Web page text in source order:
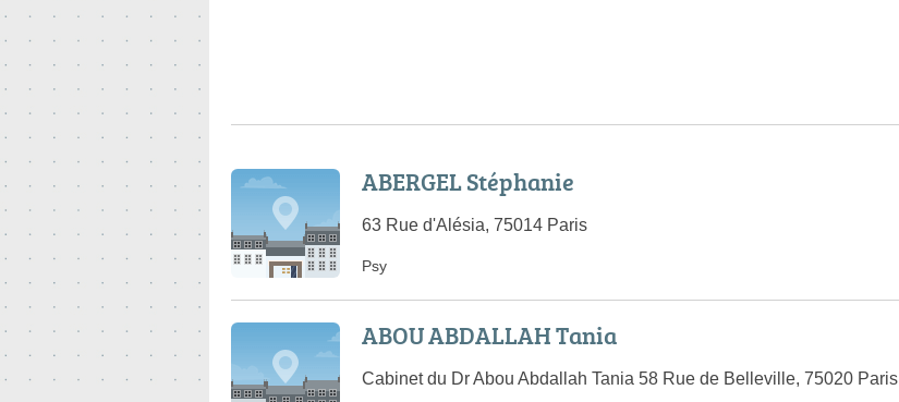
ABERGEL Stéphanie
63 Rue d'Alésia, 75014 Paris
Psy
ABOU ABDALLAH Tania
Cabinet du Dr Abou Abdallah Tania 58 Rue de Belleville, 75020 Paris